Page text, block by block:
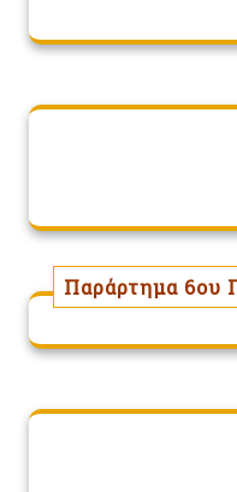
Παράρτημα 6ου